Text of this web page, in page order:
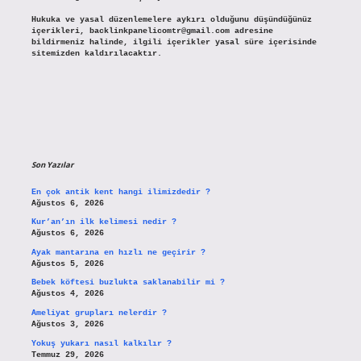
Hukuka ve yasal düzenlemelere aykırı olduğunu düşündüğünüz
içerikleri,
backlinkpanelicomtr@gmail.comadresine
bildirmeniz halinde, ilgili içerikler yasal süre içerisinde
sitemizden kaldırılacaktır.
Son Yazılar
En çok antik kent hangi ilimizdedir ?
Ağustos 6, 2026
Kur’an’ın ilk kelimesi nedir ?
Ağustos 6, 2026
Ayak mantarına en hızlı ne geçirir ?
Ağustos 5, 2026
Bebek köftesi buzlukta saklanabilir mi ?
Ağustos 4, 2026
Ameliyat grupları nelerdir ?
Ağustos 3, 2026
Yokuş yukarı nasıl kalkılır ?
Temmuz 29, 2026